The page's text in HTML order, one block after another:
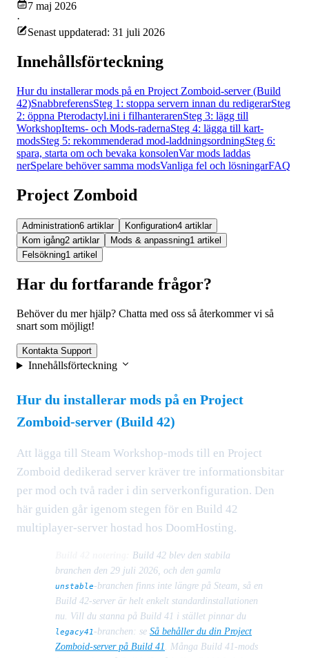
7 maj 2026
·
Senast uppdaterad: 31 juli 2026
Innehållsförteckning
Hur du installerar mods på en Project Zomboid-server (Build
42)SnabbreferensSteg 1: stoppa servern innan du redigerarSteg
2: öppna Pterodactyl.ini i filhanterarenSteg 3: lägg till
WorkshopItems- och Mods-radernaSteg 4: lägga till kart-
modsSteg 5: rekommenderad mod-laddningsordningSteg 6:
spara, starta om och bevaka konsolenVar mods laddas
nerSpelare behöver samma modsVanliga fel och lösningarFAQ
Project Zomboid
Administration6 artiklar Konfiguration4 artiklar
Kom igång2 artiklar Mods & anpassning1 artikel
Felsökning1 artikel
Har du fortfarande frågor?
Behöver du mer hjälp? Chatta med oss så återkommer vi så
snart som möjligt!
Kontakta Support
Innehållsförteckning
Hur du installerar mods på en Project
Zomboid-server (Build 42)
Att lägga till Steam Workshop-mods till en Project
Zomboid dedikerad server kräver tre informationsbitar
per mod och två rader i din serverkonfiguration. Den
här guiden går igenom stegen för en Build 42
multiplayer-server hostad hos DoomHosting.
Build 42 blev den stabila
branchen den 29 juli 2026, och den gamla
unstable-branchen finns inte längre på Steam, så en
Build 42-server är helt enkelt standardinstallationen
nu. Vill du stanna på Build 41 i stället pinnar du
legacy41-branchen: se Så behåller du din Project
Zomboid-server på Build 41. Många Build 41-mods